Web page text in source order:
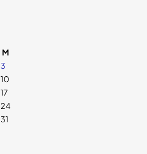
M
3
10
17
24
31